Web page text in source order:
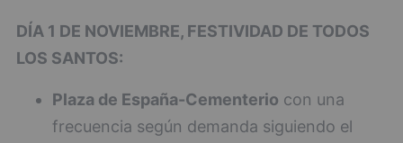
DÍA 1 DE NOVIEMBRE, FESTIVIDAD DE TODOS
LOS SANTOS:
Plaza de España-Cementerio con una
frecuencia según demanda siguiendo el